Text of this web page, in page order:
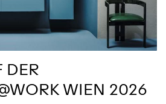
DER
WIEN 2026